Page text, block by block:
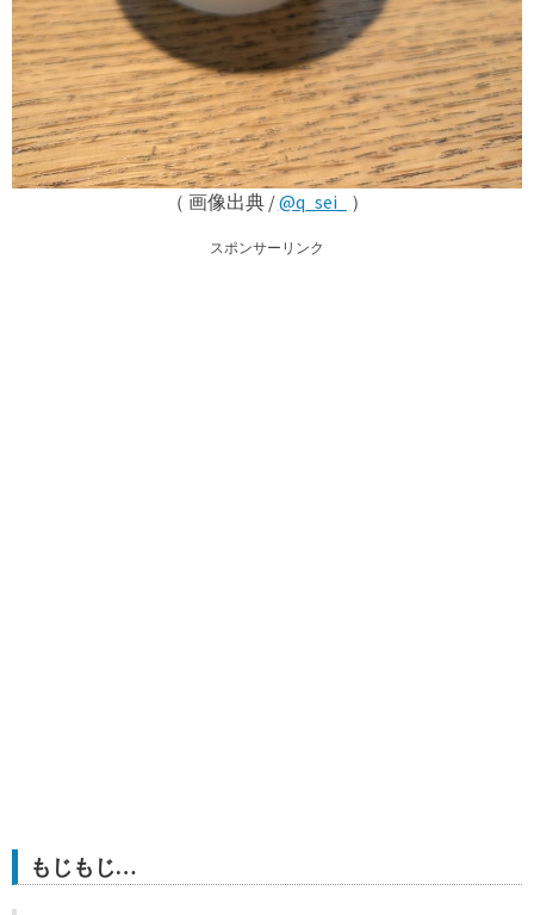
（ 画像出典 /@q_sei_ ）
スポンサーリンク
もじもじ…